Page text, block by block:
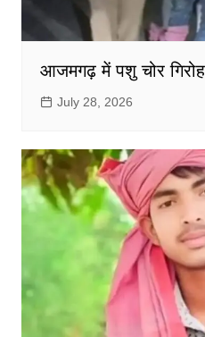
आजमगढ़ में पशु चोर गिरोह
July 28, 2026